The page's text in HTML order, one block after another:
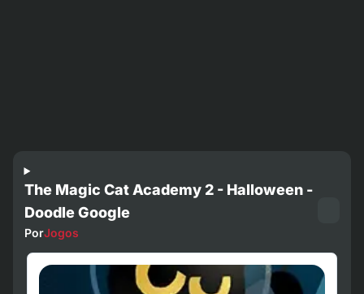
The Magic Cat Academy 2 - Halloween -
Doodle Google
PorJogos